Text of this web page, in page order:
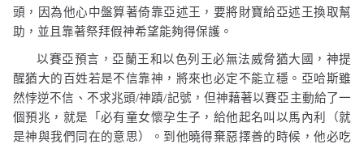
頭，因為他心中盤算著倚靠亞述王，要將財寶給亞述王換取幫
助，並且靠著祭拜假神希望能夠得保護。
以賽亞預言，亞蘭王和以色列王必無法威脅猶大國，神提
醒猶大的百姓若是不信靠神，將來也必定不能立穩。亞哈斯雖
然悖逆不信、不求兆頭/神蹟/記號，但神藉著以賽亞主動給了一
個預兆，就是 「必有童女懷孕生子，給他起名叫以馬內利（就
是神與我們同在的意思）。到他曉得棄惡擇善的時候，他必吃